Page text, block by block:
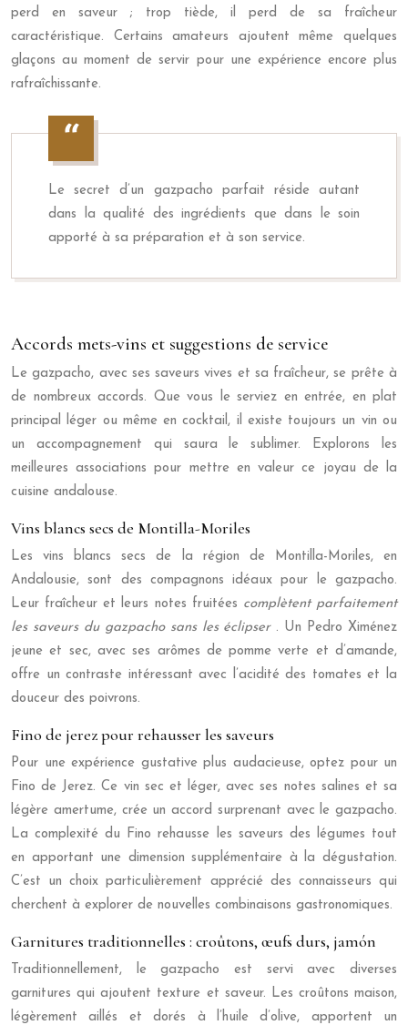
perd en saveur ; trop tiède, il perd de sa fraîcheur
caractéristique. Certains amateurs ajoutent même quelques
glaçons au moment de servir pour une expérience encore plus
rafraîchissante.
Le secret d’un gazpacho parfait réside autant
dans la qualité des ingrédients que dans le soin
apporté à sa préparation et à son service.
Accords mets-vins et suggestions de service
Le gazpacho, avec ses saveurs vives et sa fraîcheur, se prête à
de nombreux accords. Que vous le serviez en entrée, en plat
principal léger ou même en cocktail, il existe toujours un vin ou
un accompagnement qui saura le sublimer. Explorons les
meilleures associations pour mettre en valeur ce joyau de la
cuisine andalouse.
Vins blancs secs de Montilla-Moriles
Les vins blancs secs de la région de Montilla-Moriles, en
Andalousie, sont des compagnons idéaux pour le gazpacho.
Leur fraîcheur et leurs notes fruitées complètent parfaitement
les saveurs du gazpacho sans les éclipser . Un Pedro Ximénez
jeune et sec, avec ses arômes de pomme verte et d’amande,
offre un contraste intéressant avec l’acidité des tomates et la
douceur des poivrons.
Fino de jerez pour rehausser les saveurs
Pour une expérience gustative plus audacieuse, optez pour un
Fino de Jerez. Ce vin sec et léger, avec ses notes salines et sa
légère amertume, crée un accord surprenant avec le gazpacho.
La complexité du Fino rehausse les saveurs des légumes tout
en apportant une dimension supplémentaire à la dégustation.
C’est un choix particulièrement apprécié des connaisseurs qui
cherchent à explorer de nouvelles combinaisons gastronomiques.
Garnitures traditionnelles : croûtons, œufs durs, jamón
Traditionnellement, le gazpacho est servi avec diverses
garnitures qui ajoutent texture et saveur. Les croûtons maison,
légèrement aillés et dorés à l’huile d’olive, apportent un